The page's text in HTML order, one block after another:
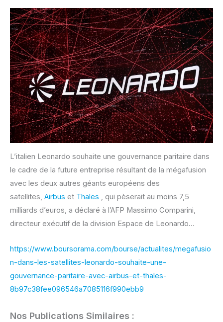
L’italien Leonardo souhaite une gouvernance paritaire dans
le cadre de la future entreprise résultant de la mégafusion
avec les deux autres géants européens des
satellites, Airbus et Thales , qui pèserait au moins 7,5
milliards d’euros, a déclaré à l’AFP Massimo Comparini,
directeur exécutif de la division Espace de Leonardo…
https://www.boursorama.com/bourse/actualites/megafusio
n-dans-les-satellites-leonardo-souhaite-une-
gouvernance-paritaire-avec-airbus-et-thales-
8b97c38fee096546a7085116f990ebb9
Nos Publications Similaires :